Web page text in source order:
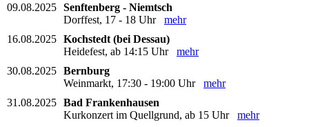
09.08.2025 Senftenberg - Niemtsch
Dorffest, 17 - 18 Uhr mehr
16.08.2025 Kochstedt (bei Dessau)
Heidefest, ab 14:15 Uhr mehr
30.08.2025 Bernburg
Weinmarkt, 17:30 - 19:00 Uhr mehr
31.08.2025 Bad Frankenhausen
Kurkonzert im Quellgrund, ab 15 Uhr mehr